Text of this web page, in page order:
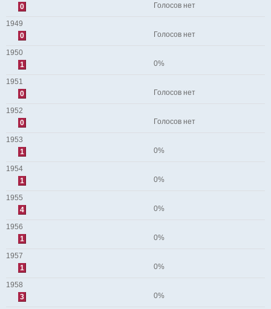
0
Голосов нет
1949
0
Голосов нет
1950
1
0%
1951
0
Голосов нет
1952
0
Голосов нет
1953
1
0%
1954
1
0%
1955
4
0%
1956
1
0%
1957
1
0%
1958
3
0%